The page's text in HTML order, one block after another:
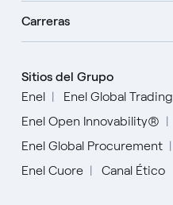
Carreras
Sitios del Grupo
Enel
Enel Global Trading
Enel Open Innovability®
Enel Global Procurement
Enel Cuore
Canal Ético